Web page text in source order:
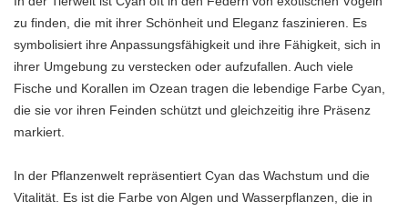
zu finden, die mit ihrer Schönheit und Eleganz faszinieren. Es
symbolisiert ihre Anpassungsfähigkeit und ihre Fähigkeit, sich in
ihrer Umgebung zu verstecken oder aufzufallen. Auch viele
Fische und Korallen im Ozean tragen die lebendige Farbe Cyan,
die sie vor ihren Feinden schützt und gleichzeitig ihre Präsenz
markiert.
In der Pflanzenwelt repräsentiert Cyan das Wachstum und die
Vitalität. Es ist die Farbe von Algen und Wasserpflanzen, die in